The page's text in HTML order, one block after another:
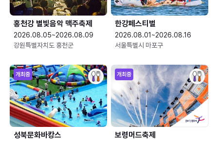
홍천강 별빛음악 맥주축제
2026.08.05~2026.08.09
강원특별자치도 홍천군
한강페스티벌
2026.08.01~2026.08.16
서울특별시 마포구
개최중
성북문화바캉스
개최중
보령머드축제